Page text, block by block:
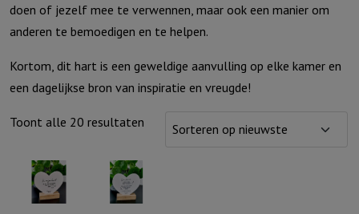
doen of jezelf mee te verwennen, maar ook een manier om
anderen te bemoedigen en te helpen.
Kortom, dit hart is een geweldige aanvulling op elke kamer en
een dagelijkse bron van inspiratie en vreugde!
Toont alle 20 resultaten